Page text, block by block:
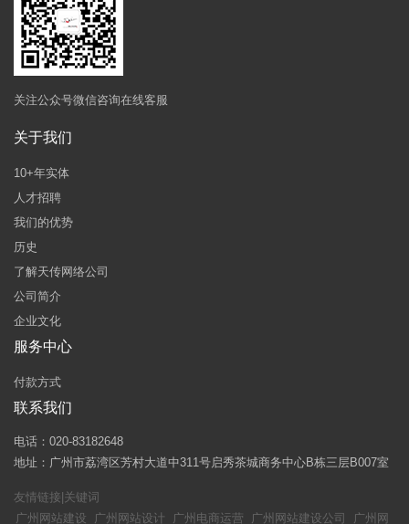
关注公众号微信咨询在线客服
关于我们
10+年实体
人才招聘
我们的优势
历史
了解天传网络公司
公司简介
企业文化
服务中心
付款方式
联系我们
电话：020-83182648
地址：广州市荔湾区芳村大道中311号启秀茶城商务中心B栋三层B007室
友情链接|关键词
广州网站建设
广州网站设计 广州电商运营 广州网站建设公司 广州网